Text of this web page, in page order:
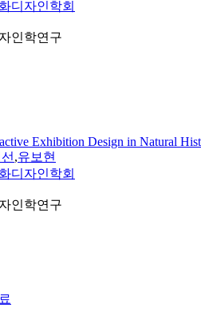
디자인학회
인학연구
Exhibition Design in Natural
,유보현
디자인학회
인학연구